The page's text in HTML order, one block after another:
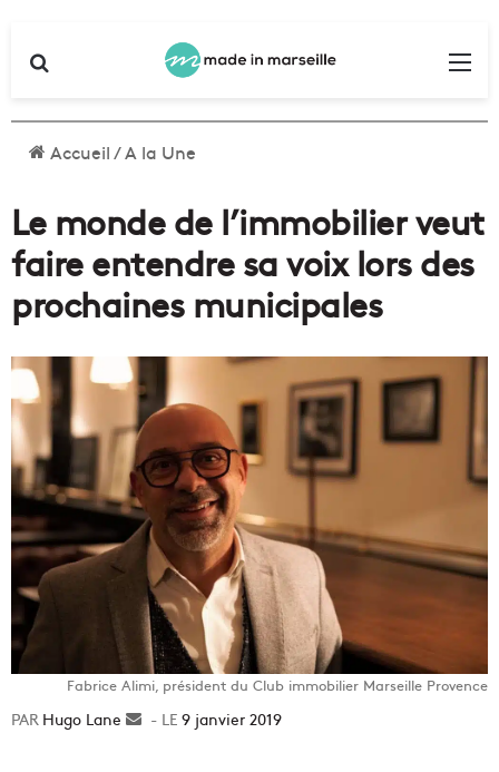
Accueil/A la Une
Le monde de l’immobilier veut
faire entendre sa voix lors des
prochaines municipales
Fabrice Alimi, président du Club immobilier Marseille Provence
Hugo Lane
Envoyer9 janvier 2019